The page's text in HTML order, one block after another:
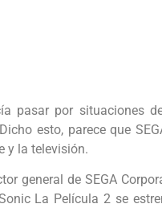
pasar por situaciones
esto, parece que
y la televisión.
general de SEGA
La Película 2 se